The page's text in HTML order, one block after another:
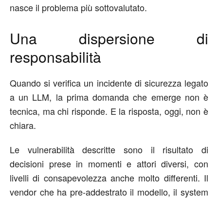
nasce il problema più sottovalutato.
Una dispersione di
responsabilità
Quando si verifica un incidente di sicurezza legato
a un LLM, la prima domanda che emerge non è
tecnica, machi risponde. E la risposta, oggi, non è
chiara.
Le vulnerabilità descritte sono il risultato di
decisioni prese in momentie attori diversi, con
livelli di consapevolezza anche molto differenti. Il
vendor che ha pre-addestrato il modello, il system